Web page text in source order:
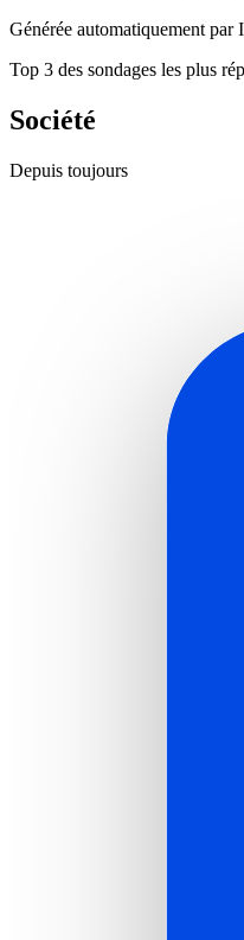
Générée automatiquement
Top 3 des sondages les plus
Société
Depuis toujours